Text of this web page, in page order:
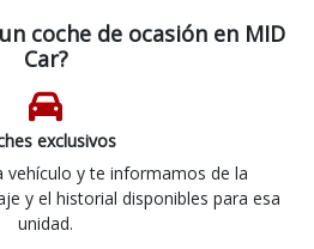
coche de ocasión en MID
Car?
exclusivos
vehículo y te informamos de la
y el historial disponibles para esa
unidad.